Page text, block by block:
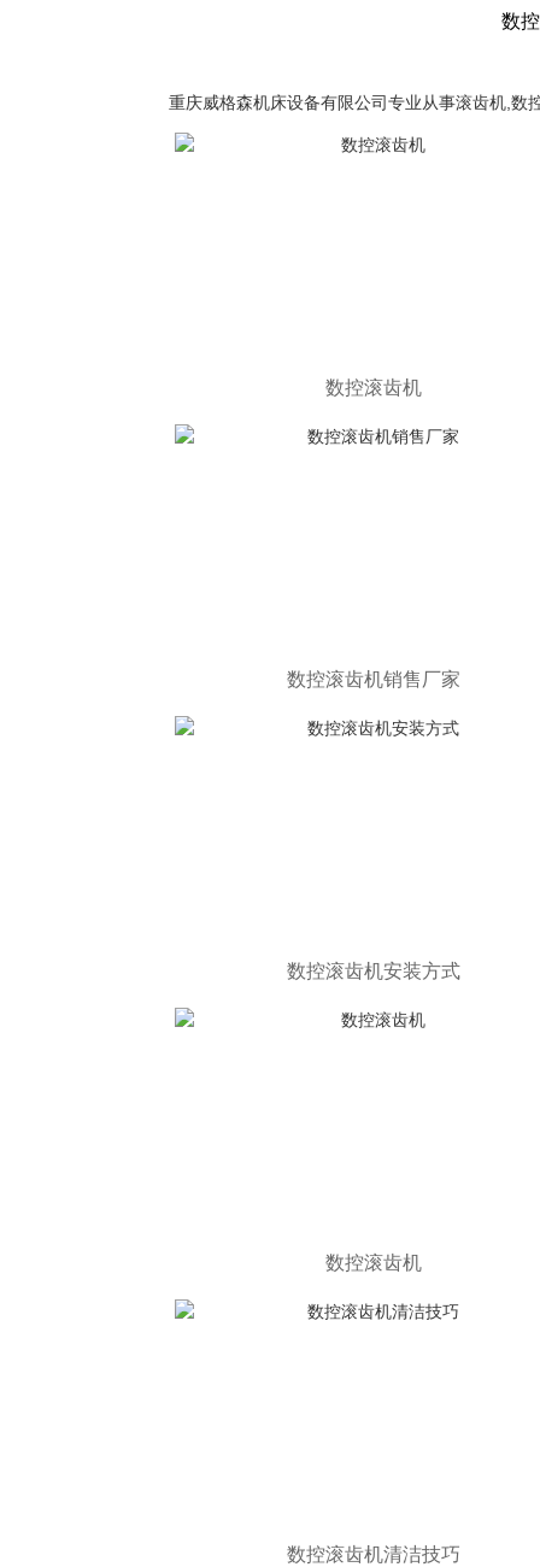
数
重庆威格森机床设备有限公司专业从事滚齿机,数
数控滚齿机
数控滚齿机销售厂家
数控滚齿机安装方式
数控滚齿机
数控滚齿机清洁技巧